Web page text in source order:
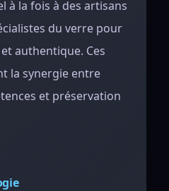
à la fois à des artisans
du verre pour
authentique. Ces
la synergie entre
et préservation